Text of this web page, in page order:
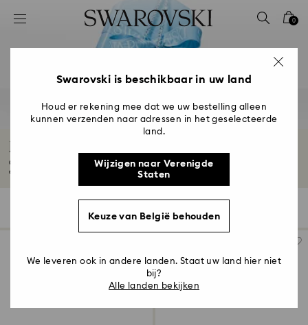
Lijst met toegangscodes
2 - Voettekst
4 - Zoekresultaten
0
Jubileumsieraden en -cadeaus
Ontdek onze prachtige jubileumcadeaus voor hem en haar. Vier de liefde met
elegant...
Filter
Swarovski is beschikbaar in uw land
Houd er rekening mee dat we uw bestelling alleen
kunnen verzenden naar adressen in het geselecteerde
land.
Wijzigen naar Verenigde
Staten
Keuze van België behouden
We leveren ook in andere landen. Staat uw land hier niet
bij?
Alle landen bekijken